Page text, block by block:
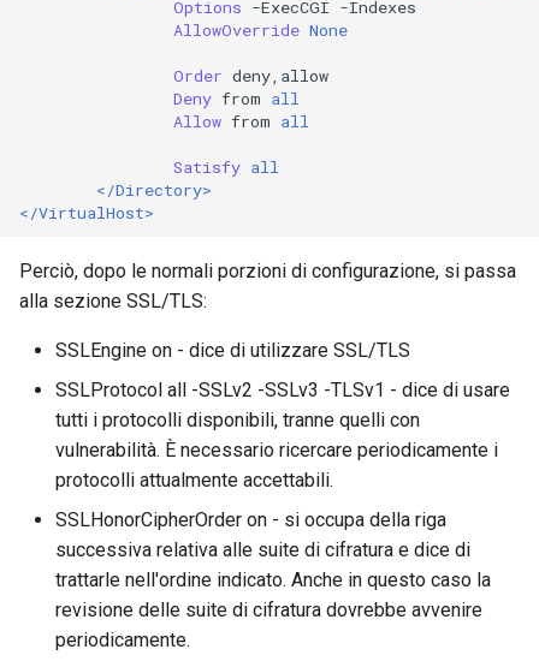
Options -ExecCGI
AllowOverride None
Order
Deny from all
Allow from all
Satisfy all
</Directory>
</VirtualHost>
Perciò, dopo le normali porzioni di configurazione, si passa
alla sezione SSL/TLS:
SSLEngine on - dice di utilizzare SSL/TLS
SSLProtocol all -SSLv2 -SSLv3 -TLSv1 - dice di usare
tutti i protocolli disponibili, tranne quelli con
vulnerabilità. È necessario ricercare periodicamente i
protocolli attualmente accettabili.
SSLHonorCipherOrder on - si occupa della riga
successiva relativa alle suite di cifratura e dice di
trattarle nell'ordine indicato. Anche in questo caso la
revisione delle suite di cifratura dovrebbe avvenire
periodicamente.